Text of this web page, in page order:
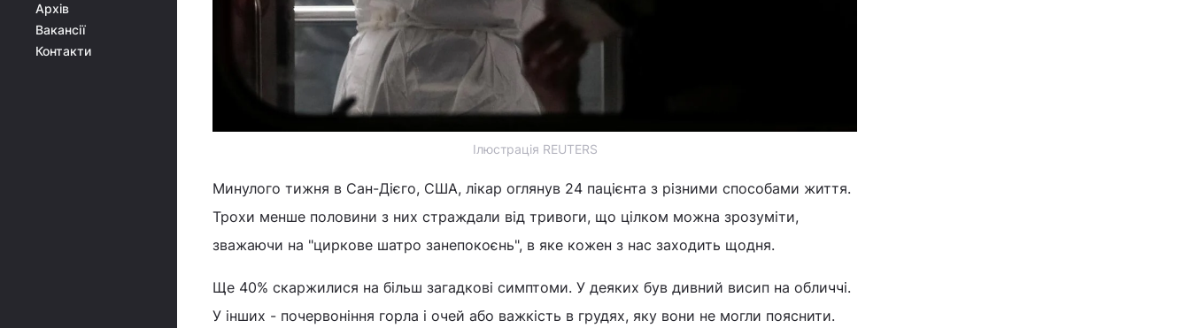
Архів
Вакансії
Контакти
Ілюстрація REUTERS
Минулого тижня в Сан-Дієго, США, лікар оглянув 24 пацієнта з різними способами життя.
Трохи менше половини з них страждали від тривоги, що цілком можна зрозуміти,
зважаючи на "циркове шатро занепокоєнь", в яке кожен з нас заходить щодня.
Ще 40% скаржилися на більш загадкові симптоми. У деяких був дивний висип на обличчі.
У інших - почервоніння горла і очей або важкість в грудях, яку вони не могли пояснити.